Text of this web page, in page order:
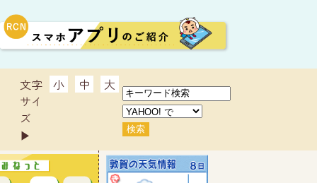
文字
サイ
ズ
▶︎
小 中 大